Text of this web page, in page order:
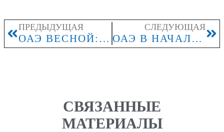
ПРЕДЫДУЩАЯ
ОАЭ ВЕСНОЙ: В КАКОЕ ВРЕМЯ СУТОК КОМФОРТНЕЕ ЭКСКУРСИИ
СЛЕДУЮЩАЯ
ОАЭ В НАЧАЛЕ ЛЕТА: КАК ТУРИСТЫ ПЛАНИРУЮТ ДЕНЬ ПРИ ВЫСОКОЙ ТЕМПЕРАТУРЕ
СВЯЗАННЫЕ
МАТЕРИАЛЫ